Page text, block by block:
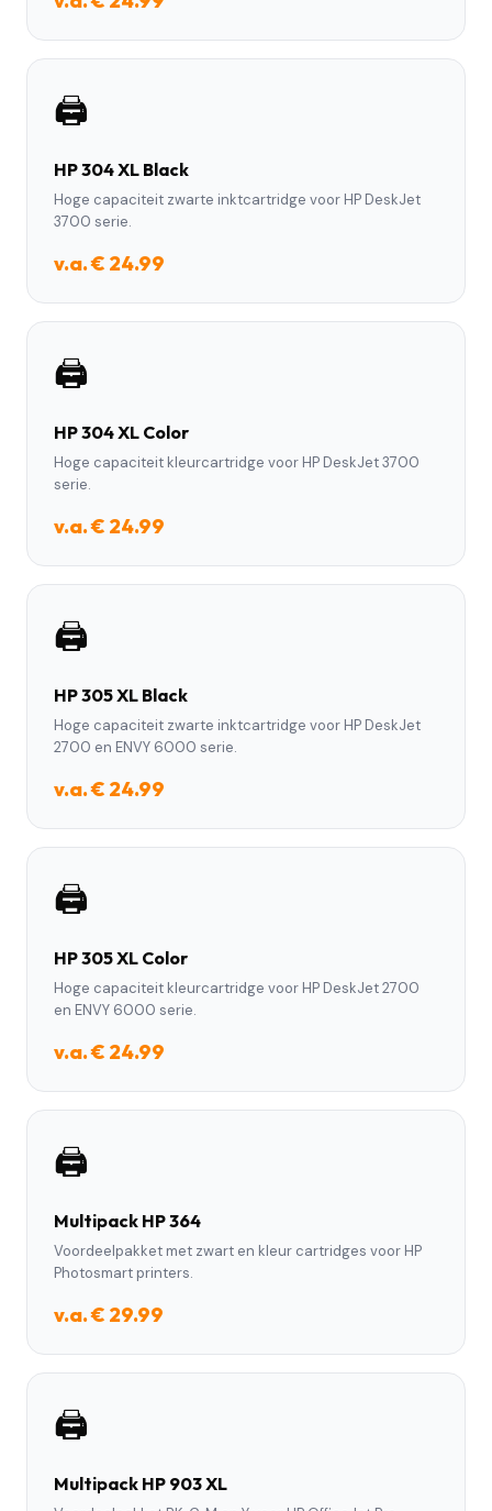
🖨️
HP 304 XL Black
Hoge capaciteit zwarte inktcartridge voor HP DeskJet
3700 serie.
v.a. € 24.99
🖨️
HP 304 XL Color
Hoge capaciteit kleurcartridge voor HP DeskJet 3700
serie.
v.a. € 24.99
🖨️
HP 305 XL Black
Hoge capaciteit zwarte inktcartridge voor HP DeskJet
2700 en ENVY 6000 serie.
v.a. € 24.99
🖨️
HP 305 XL Color
Hoge capaciteit kleurcartridge voor HP DeskJet 2700
en ENVY 6000 serie.
v.a. € 24.99
🖨️
Multipack HP 364
Voordeelpakket met zwart en kleur cartridges voor HP
Photosmart printers.
v.a. € 29.99
🖨️
Multipack HP 903 XL